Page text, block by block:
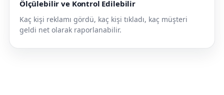
Ölçülebilir ve Kontrol Edilebilir
Kaç kişi reklamı gördü, kaç kişi tıkladı, kaç müşteri
geldi net olarak raporlanabilir.